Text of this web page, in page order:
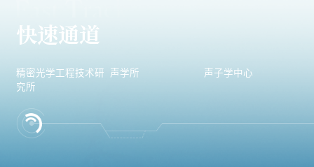
快速通道
精密光学工程技术研
究所
声学所 声子学中心